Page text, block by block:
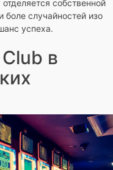
собственной
случайностей изо
успеха.
в